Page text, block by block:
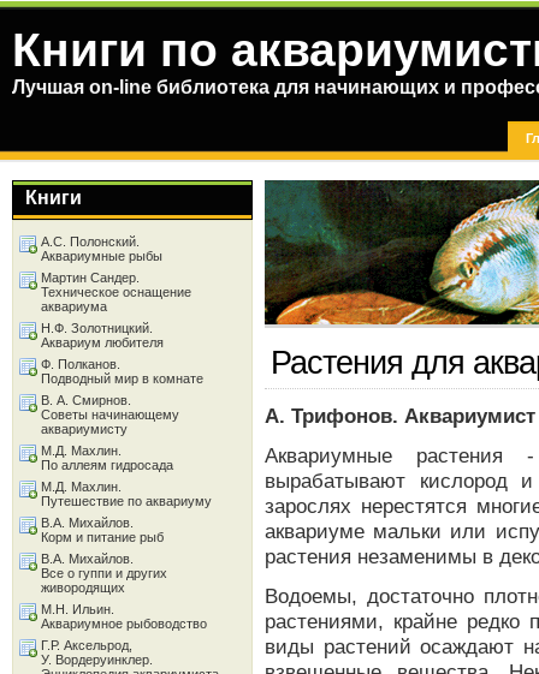
Книги по
Лучшая on-line библиотека для начинающих и
Растения для
А. Трифонов.
Аквариумные
вырабатывают кислород
зарослях нерестятся
аквариуме мальки или
растения незаменимы в
Водоемы, достаточно
растениями, крайне
виды растений осаждают
Книги
А.С. Полонский.
Аквариумные рыбы
Мартин Сандер.
Техническое оснащение
аквариума
Н.Ф. Золотницкий.
Аквариум любителя
Ф. Полканов.
Подводный мир в комнате
В. А. Смирнов.
Советы начинающему
аквариумисту
М.Д. Махлин.
По аллеям гидросада
М.Д. Махлин.
Путешествие по аквариуму
В.А. Михайлов.
Корм и питание рыб
В.А. Михайлов.
Все о гуппи и других
живородящих
М.Н. Ильин.
Аквариумное рыбоводство
Г.Р. Аксельрод,
У. Вордеруинклер.